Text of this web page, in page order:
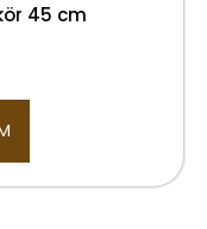
45 cm